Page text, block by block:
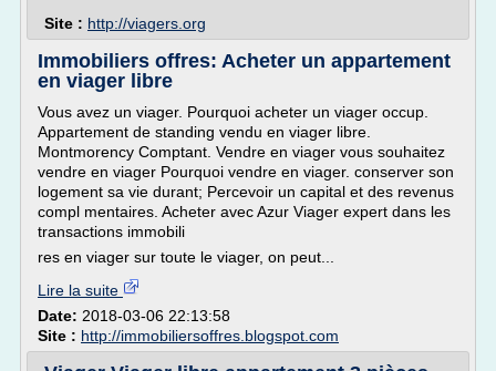
Site : http://viagers.org
Immobiliers offres: Acheter un appartement
en viager libre
Vous avez un viager. Pourquoi acheter un viager occup.
Appartement de standing vendu en viager libre.
Montmorency Comptant. Vendre en viager vous souhaitez
vendre en viager Pourquoi vendre en viager. conserver son
logement sa vie durant; Percevoir un capital et des revenus
compl mentaires. Acheter avec Azur Viager expert dans les
transactions immobili
res en viager sur toute le viager, on peut...
Lire la suite
Date: 2018-03-06 22:13:58
Site : http://immobiliersoffres.blogspot.com